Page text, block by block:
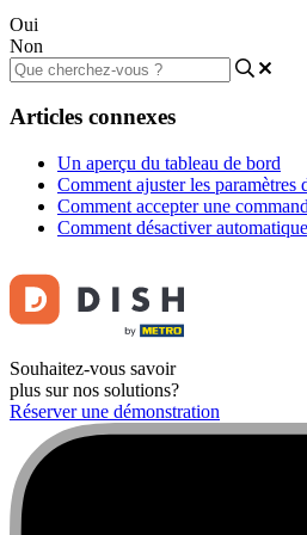
Oui
Non
Articles connexes
Un aperçu du tableau de bord
Comment ajuster les paramètres
Comment accepter une
Comment désactiver
Souhaitez-vous savoir
plus sur nos solutions?
Réserver une démonstration